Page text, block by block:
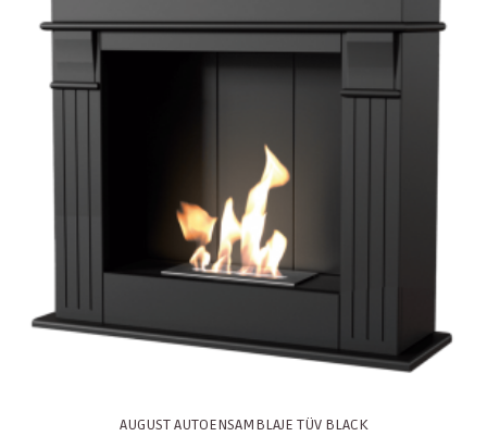
AUGUST AUTOENSAMBLAJE TÜV BLACK